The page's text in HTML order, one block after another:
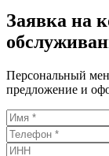
Заявка на
Персональный
предложение и